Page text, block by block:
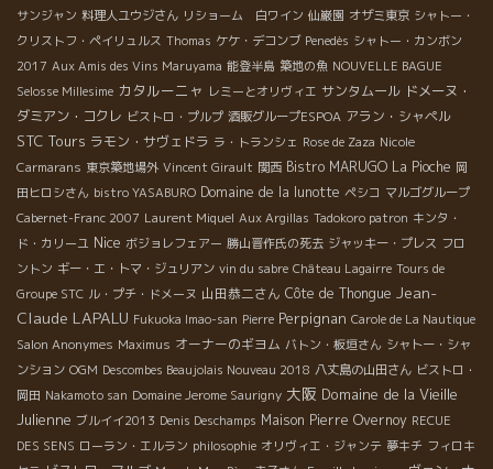
サンジャン 料理人ユウジさん リショーム 白ワイン 仙巌園 オザミ東京 シャトー・
クリストフ・ペイリュルス Thomas ケケ・デコンブ Penedès シャトー・カンボン
2017 Aux Amis des Vins Maruyama 能登半島 築地の魚 NOUVELLE BAGUE
Selosse Millesime カタルーニャ レミーとオリヴィエ サンタムール ドメーヌ・
ダミアン・コクレ ビストロ・プルプ 酒販グループESPOA アラン・シャペル
STC Tours ラモン・サヴェドラ ラ・トランシェ Rose de Zaza Nicole
Carmarans 東京築地場外 Vincent Girault 関西 Bistro MARUGO La Pioche 岡
田ヒロシさん bistro YASABURO Domaine de la lunotte ペシコ マルゴグループ
Cabernet-Franc 2007 Laurent Miquel Aux Argillas Tadokoro patron キンタ・
ド・カリーユ Nice ボジョレフェアー 勝山晋作氏の死去 ジャッキー・プレス フロ
ントン ギー・エ・トマ・ジュリアン vin du sabre Château Lagairre Tours de
Groupe STC ル・プチ・ドメーヌ 山田恭二さん Côte de Thongue Jean-
Claude LAPALU Fukuoka Imao-san Pierre Perpignan Carole de La Nautique
Salon Anonymes Maximus オーナーのギヨム バトン・板垣さん シャトー・シャ
ンション OGM Descombes Beaujolais Nouveau 2018 八丈島の山田さん ビストロ・
岡田 Nakamoto san Domaine Jerome Saurigny 大阪 Domaine de la Vieille
Julienne ブルイイ2013 Denis Deschamps Maison Pierre Overnoy RECUE
DES SENS ローラン・エルラン philosophie オリヴィエ・ジャンテ 夢キチ フィロキ